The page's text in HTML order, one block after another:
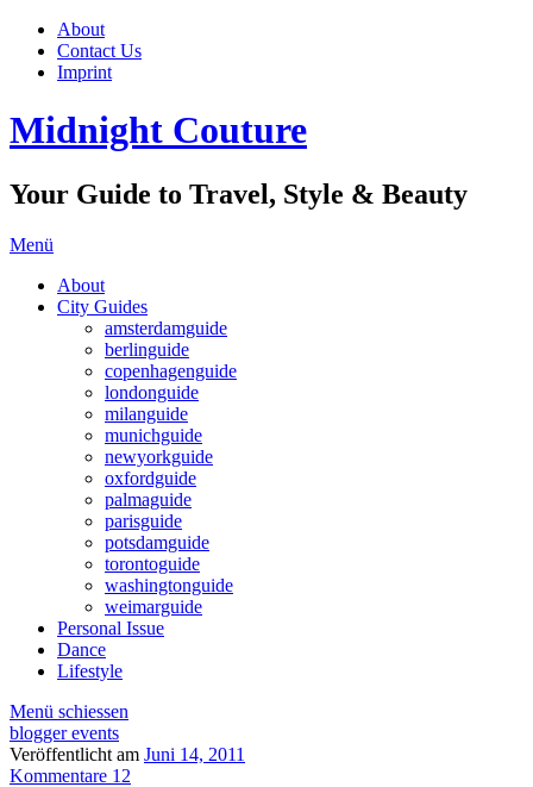
About
Contact Us
Imprint
Midnight Couture
Your Guide to Travel, Style & Beauty
Menü
About
City Guides
amsterdamguide
berlinguide
copenhagenguide
londonguide
milanguide
munichguide
newyorkguide
oxfordguide
palmaguide
parisguide
potsdamguide
torontoguide
washingtonguide
weimarguide
Personal Issue
Dance
Lifestyle
Menü schiessen
blogger events
Veröffentlicht am Juni 14, 2011
Kommentare 12